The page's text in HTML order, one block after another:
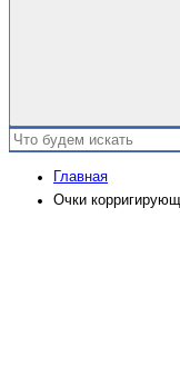
Главная
Очки